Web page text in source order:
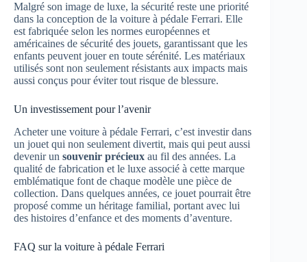
Malgré son image de luxe, la sécurité reste une priorité
dans la conception de la voiture à pédale Ferrari. Elle
est fabriquée selon les normes européennes et
américaines de sécurité des jouets, garantissant que les
enfants peuvent jouer en toute sérénité. Les matériaux
utilisés sont non seulement résistants aux impacts mais
aussi conçus pour éviter tout risque de blessure.
Un investissement pour l’avenir
Acheter une voiture à pédale Ferrari, c’est investir dans
un jouet qui non seulement divertit, mais qui peut aussi
devenir un souvenir précieux au fil des années. La
qualité de fabrication et le luxe associé à cette marque
emblématique font de chaque modèle une pièce de
collection. Dans quelques années, ce jouet pourrait être
proposé comme un héritage familial, portant avec lui
des histoires d’enfance et des moments d’aventure.
FAQ sur la voiture à pédale Ferrari